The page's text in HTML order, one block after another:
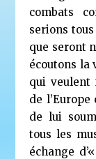
combats
serions tous
que seront
écoutons la
qui veulent
de
de lui
tous les
échange